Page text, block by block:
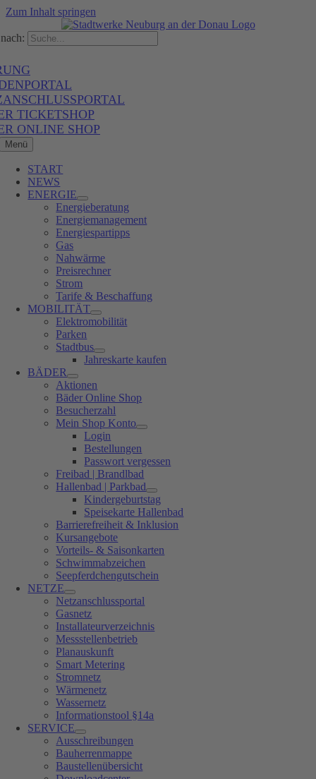
Zum Inhalt springen
TICKETSHOP
ONLINE SHOP
Menü
START
NEWS
ENERGIE
Energieberatung
Energiemanagement
Energiespartipps
Gas
Nahwärme
Preisrechner
Strom
Tarife & Beschaffung
MOBILITÄT
Elektromobilität
Parken
Stadtbus
Jahreskarte kaufen
BÄDER
Aktionen
Bäder Online Shop
Besucherzahl
Mein Shop Konto
Login
Bestellungen
Passwort vergessen
Freibad | Brandlbad
Hallenbad | Parkbad
Kindergeburtstag
Speisekarte Hallenbad
Barrierefreiheit & Inklusion
Kursangebote
Vorteils- & Saisonkarten
Schwimmabzeichen
Seepferdchengutschein
NETZE
Netzanschlussportal
Gasnetz
Installateurverzeichnis
Messstellenbetrieb
Planauskunft
Smart Metering
Stromnetz
Wärmenetz
Wassernetz
Informationstool §14a
SERVICE
Ausschreibungen
Bauherrenmappe
Baustellenübersicht